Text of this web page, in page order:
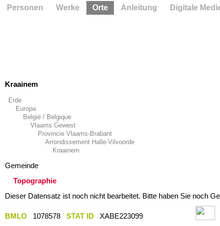
Kraainem
Erde
Europa
België / Belgique
Vlaams Gewest
Provincie Vlaams-Brabant
Arrondissement Halle-Vilvoorde
Kraainem
Gemeinde
Topographie
Dieser Datensatz ist noch nicht bearbeitet. Bitte haben Sie noch
BMLO 1078578 STAT ID
XABE223099
Personen Werke Orte Anleitung Digitale